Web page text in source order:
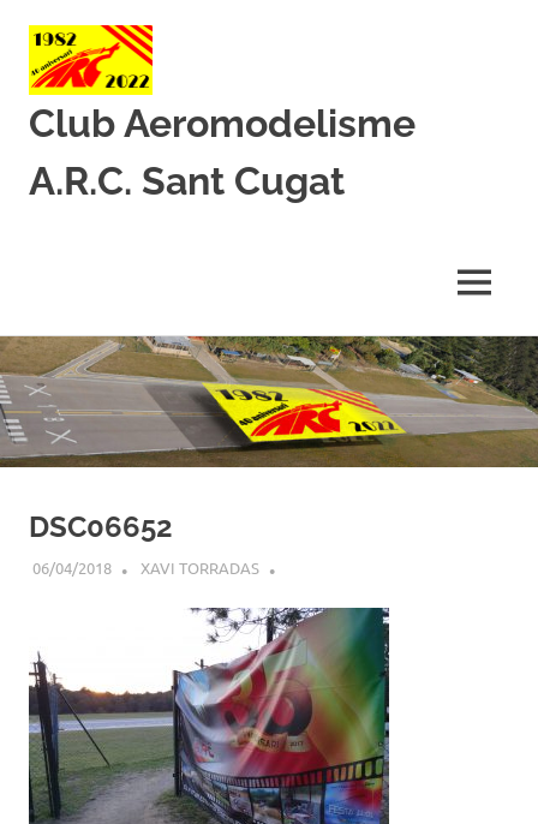
Skip
to
content
Club Aeromodelisme
A.R.C. Sant Cugat
MENU
DSC06652
06/04/2018 XAVI TORRADAS